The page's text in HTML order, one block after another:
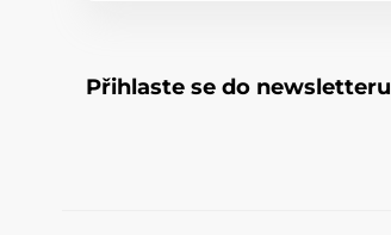
Přihlaste se do newsletteru